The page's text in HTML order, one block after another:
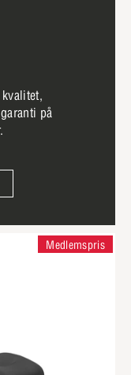
på
Medlemspris